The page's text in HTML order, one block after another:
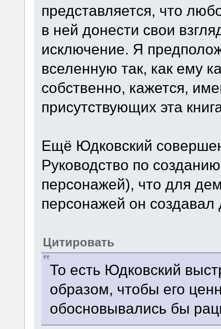
представляется, что
в ней донести свои
исключение. Я
вселенную так, как ему
собственно, кажется,
присутствующих эта
Ещё Юдковский
Руководство по
персонажей), что для
персонажей он
Цитировать
То есть Юдковский
образом, чтобы его
обосновывались бы